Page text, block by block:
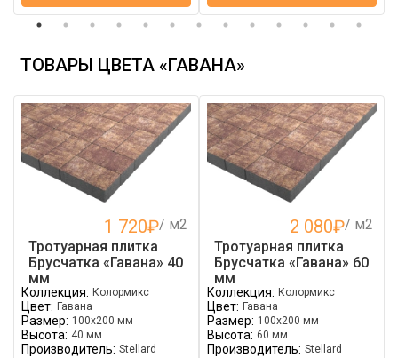
ТОВАРЫ ЦВЕТА «ГАВАНА»
1 720₽/ м2
Тротуарная плитка
Брусчатка «Гавана» 40
мм
Коллекция: Колормикс
Цвет: Гавана
Размер: 100х200 мм
Высота: 40 мм
Производитель: Stellard
2 080₽/ м2
Тротуарная плитка
Брусчатка «Гавана» 60
мм
Коллекция: Колормикс
Цвет: Гавана
Размер: 100х200 мм
Высота: 60 мм
Производитель: Stellard